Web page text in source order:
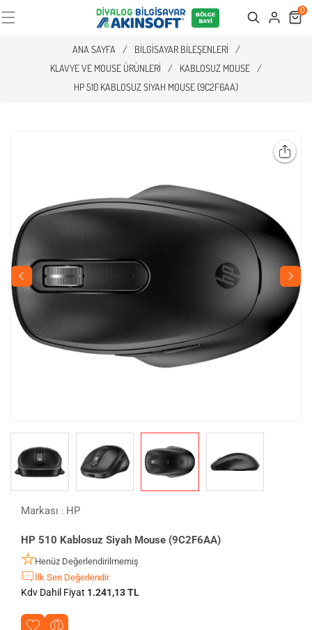
Search Cart
0
ANA SAYFA / BILGISAYAR BILEŞENLERI
/
KLAVYE VE MOUSE ÜRÜNLERI
/ KABLOSUZ MOUSE /
HP 510 KABLOSUZ SIYAH MOUSE (9C2F6AA)
Markası : HP
HP 510 Kablosuz Siyah Mouse (9C2F6AA)
Henüz Değerlendirilmemiş
İlk Sen Değerlendir
Kdv Dahil Fiyat 1.241,13 TL